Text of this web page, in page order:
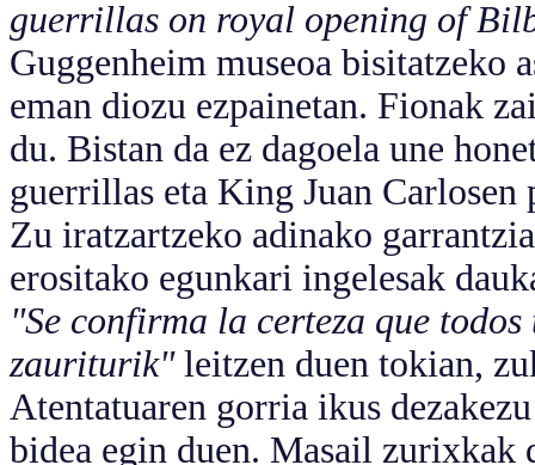
guerrillas on royal opening of
Guggenheim museoa bisitatzeko
eman diozu ezpainetan. Fionak
du. Bistan da ez dagoela une
guerrillas eta King Juan Carlosen
Zu iratzartzeko adinako
erositako egunkari ingelesak
"Se confirma la certeza que
zauriturik"leitzen duen tokian,
Atentatuaren gorria ikus
bidea egin duen. Masail